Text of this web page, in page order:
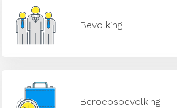
Bevolking
Beroepsbevolking